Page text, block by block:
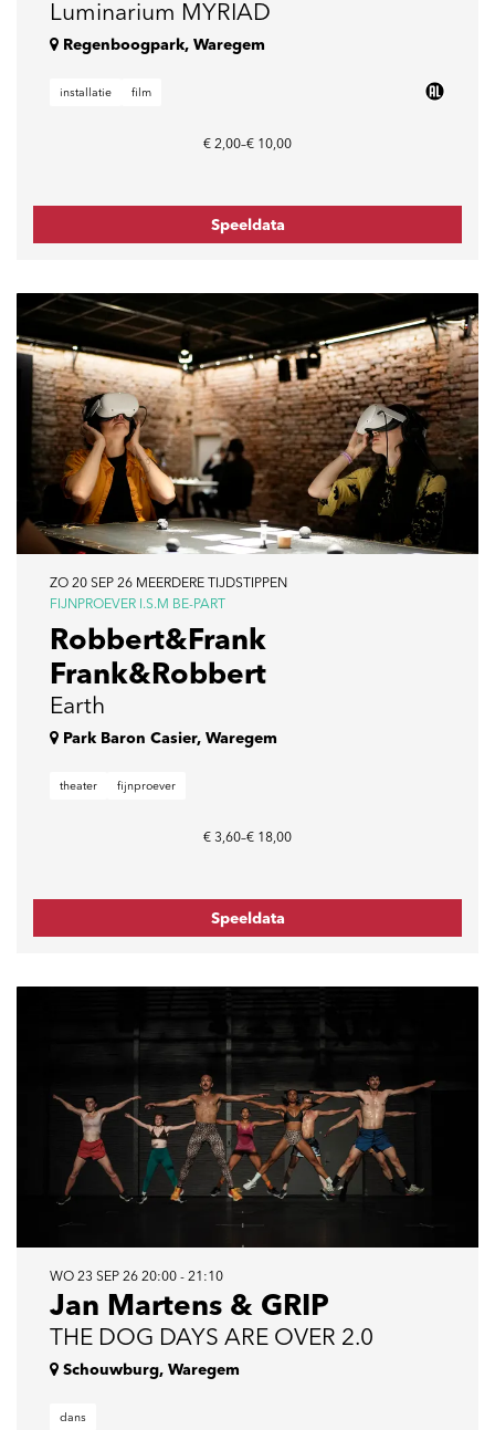
Luminarium MYRIAD
Regenboogpark, Waregem
installatie film
€ 2,00–€ 10,00
Speeldata
Robbert&Frank
Frank&Robbert
Earth
FIJNPROEVER I.S.M BE-PART
ZO 20 SEP 26 MEERDERE TIJDSTIPPEN
Park Baron Casier, Waregem
theater fijnproever
€ 3,60–€ 18,00
Speeldata
Jan Martens & GRIP
THE DOG DAYS ARE OVER 2.0
WO 23 SEP 26 20:00 - 21:10
Schouwburg, Waregem
dans